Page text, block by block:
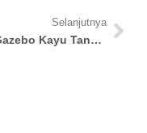
Selanjutnya
Jual Gazebo Kayu Tangerang